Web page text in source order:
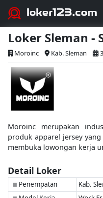
loker123.com
Loker Sleman -
Moroinc Kab. Sleman
Moroinc merupakan
produk apparel jersey
membuka lowongan kerja
Detail Loker
■ Penempatan Kab.